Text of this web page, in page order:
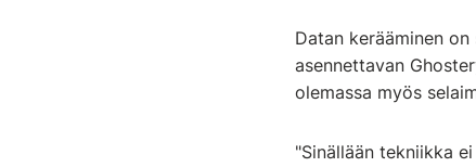
Datan kerääminen
asennettavan
olemassa myös
"Sinällään tekniikka